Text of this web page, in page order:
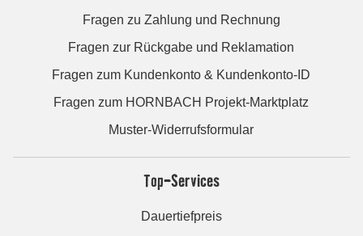
Fragen zu Zahlung und Rechnung
Fragen zur Rückgabe und Reklamation
Fragen zum Kundenkonto & Kundenkonto-ID
Fragen zum HORNBACH Projekt-Marktplatz
Muster-Widerrufsformular
Top-Services
Dauertiefpreis